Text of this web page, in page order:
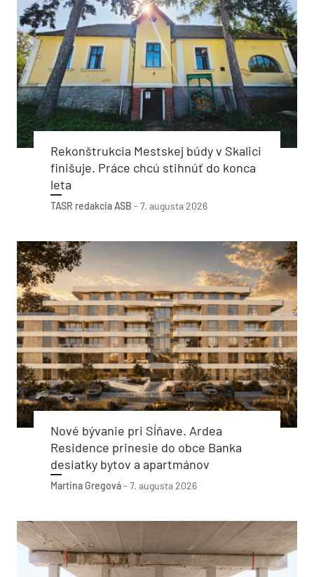
Rekonštrukcia Mestskej búdy v Skalici
finišuje. Práce chcú stihnúť do konca
leta
TASR redakcia ASB - 7. augusta 2026
Nové bývanie pri Sĺňave. Ardea
Residence prinesie do obce Banka
desiatky bytov a apartmánov
Martina Gregová- 7. augusta 2026